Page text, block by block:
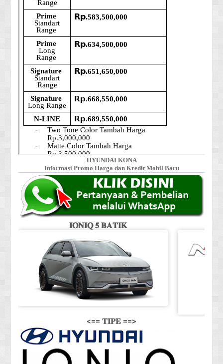
HYUNDAI KONA
Informasi Promo Harga dan Kredit Mobil Baru
𝐈𝐎𝐍𝐈𝐐 𝟓 𝐁𝐀𝐓𝐈𝐊
<== 𝐓𝐈𝐏𝐄 ==>